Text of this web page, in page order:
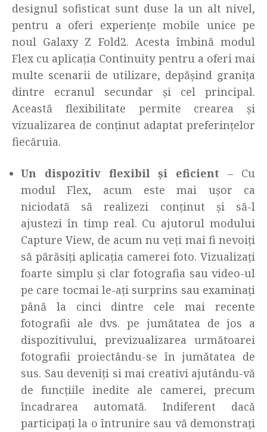
designul sofisticat sunt duse la un alt nivel,
pentru a oferi experiențe mobile unice pe
noul Galaxy Z Fold2. Acesta îmbină modul
Flex cu aplicația Continuity pentru a oferi mai
multe scenarii de utilizare, depășind granița
dintre ecranul secundar și cel principal.
Această flexibilitate permite crearea și
vizualizarea de conținut adaptat preferințelor
fiecăruia.
Un dispozitiv flexibil și eficient – Cu
modul Flex, acum este mai ușor ca
niciodată să realizezi conținut și să-l
ajustezi în timp real. Cu ajutorul modului
Capture View, de acum nu veți mai fi nevoiți
să părăsiți aplicația camerei foto. Vizualizați
foarte simplu și clar fotografia sau video-ul
pe care tocmai le-ați surprins sau examinați
până la cinci dintre cele mai recente
fotografii ale dvs. pe jumătatea de jos a
dispozitivului, previzualizarea următoarei
fotografii proiectându-se în jumătatea de
sus. Sau deveniți si mai creativi ajutându-vă
de funcțiile inedite ale camerei, precum
încadrarea automată. Indiferent dacă
participați la o întrunire sau vă demonstrați